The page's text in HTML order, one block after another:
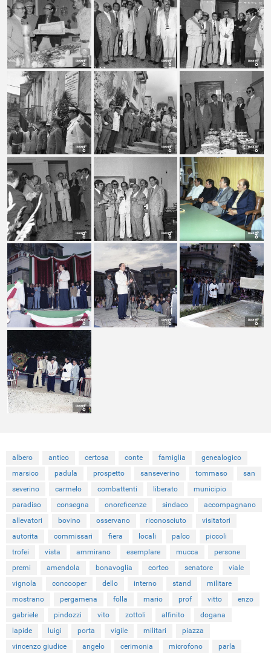
albero antico certosa conte famiglia
genealogico
marsico
padula prospetto sanseverino tommaso
san
severino
carmelo combattenti liberato
municipio
paradiso
consegna onoreficenze sindaco
accompagnano
allevatori
bovino osservano riconosciuto
visitatori
autorita
commissari fiera locali palco
piccoli
trofei
vista ammirano esemplare mucca
persone
premi
amendola bonavoglia corteo senatore
viale
vignola
concooper dello interno stand
militare
mostrano
pergamena folla mario prof vitto
enzo
gabriele
pindozzi vito zottoli alfinito
dogana
lapide
luigi porta vigile militari
piazza
vincenzo giudice
angelo cerimonia microfono parla